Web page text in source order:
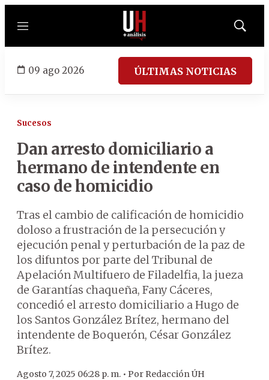
Menú
Mostrar
09 ago 2026 ÚLTIMAS NOTICIAS
Sucesos
Dan arresto domiciliario a
hermano de intendente en
caso de homicidio
Tras el cambio de calificación de homicidio
doloso a frustración de la persecución y
ejecución penal y perturbación de la paz de
los difuntos por parte del Tribunal de
Apelación Multifuero de Filadelfia, la jueza
de Garantías chaqueña, Fany Cáceres,
concedió el arresto domiciliario a Hugo de
los Santos González Brítez, hermano del
intendente de Boquerón, César González
Brítez.
Agosto 7, 2025 06:28 p. m. • Por Redacción ÚH